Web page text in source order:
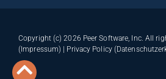
Copyright (c) 2026 Peer Software, Inc. All
(Impressum)
Privacy Policy